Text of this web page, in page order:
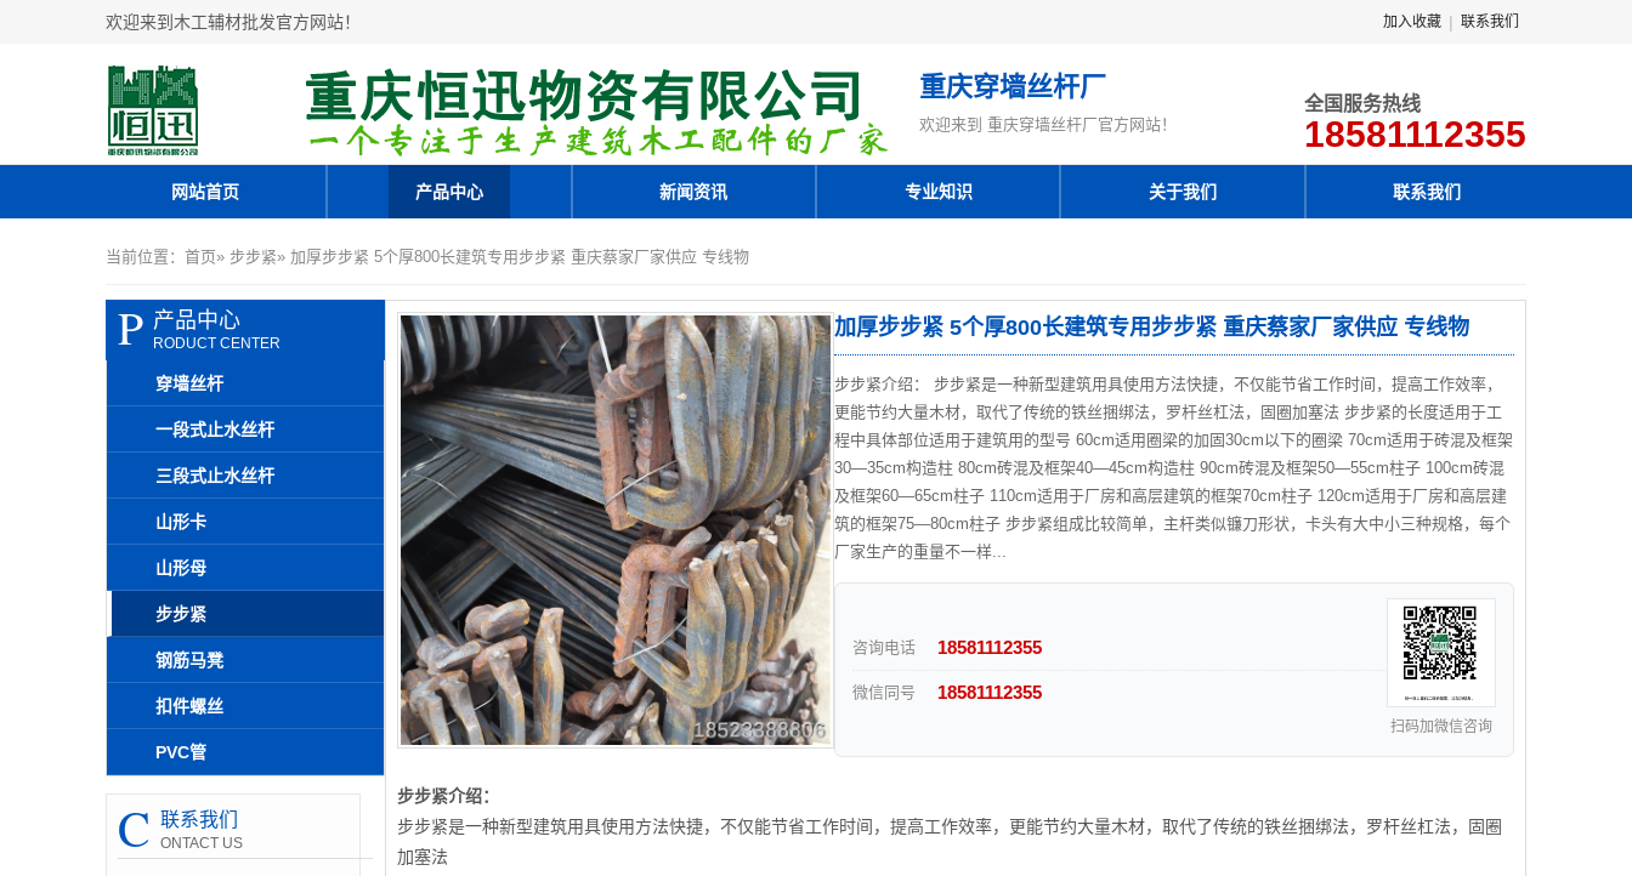
欢迎来到木工辅材批发官方网站！ 加入收藏 | 联系我们
重庆穿墙丝杆厂
欢迎来到 重庆穿墙丝杆厂官方网站！
全国服务热线
18581112355
网站首页 产品中心 新闻资讯 专业知识 关于我们 联系我们
当前位置： 首页» 步步紧» 加厚步步紧 5个厚800长建筑专用步步紧 重庆蔡家厂家供应 专线物
P 产品中心
RODUCT CENTER
穿墙丝杆
一段式止水丝杆
三段式止水丝杆
山形卡
山形母
步步紧
钢筋马凳
扣件螺丝
PVC管
C 联系我们
ONTACT US
加厚步步紧 5个厚800长建筑专用步步紧 重庆蔡家厂家供应 专线物
步步紧介绍： 步步紧是一种新型建筑用具使用方法快捷，不仅能节省工作时间，提高工作效率，
更能节约大量木材，取代了传统的铁丝捆绑法，罗杆丝杠法，固圈加塞法 步步紧的长度适用于工
程中具体部位适用于建筑用的型号 60cm适用圈梁的加固30cm以下的圈梁 70cm适用于砖混及框架
30—35cm构造柱 80cm砖混及框架40—45cm构造柱 90cm砖混及框架50—55cm柱子 100cm砖混
及框架60—65cm柱子 110cm适用于厂房和高层建筑的框架70cm柱子 120cm适用于厂房和高层建
筑的框架75—80cm柱子 步步紧组成比较简单，主杆类似镰刀形状，卡头有大中小三种规格，每个
厂家生产的重量不一样...
咨询电话 18581112355
微信同号 18581112355
扫码加微信咨询
步步紧介绍：
步步紧是一种新型建筑用具使用方法快捷，不仅能节省工作时间，提高工作效率，更能节约大量木材，取代了传统的铁丝捆绑法，罗杆丝杠法，固圈
加塞法